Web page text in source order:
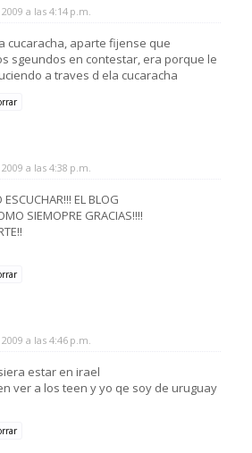
a las 4:14 p.m.
cucaracha, aparte fijense que
sgeundos en contestar, era porque le
a traves d ela cucaracha
a las 4:38 p.m.
EL BLOG
SIEMOPRE GRACIAS!!!!
a las 4:46 p.m.
estar en irael
ver a los teen y yo qe soy de uruguay